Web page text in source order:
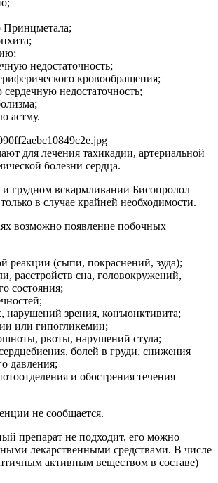
Принцметала;
недостаточность;
кровообращения;
недостаточность;
астму.
для лечения тахикадии, артериальной
болезни сердца.
грудном вскармливании Бисопролол
в случае крайней необходимости.
возможно появление побочных
реакции (сыпи, покраснений, зуда);
расстройств сна, головокружений,
состояния;
нарушений зрения, конъюнктивита;
или гипогликемии;
рвоты, нарушений стула;
болей в груди, снижения
давления;
и обострения течения
не сообщается.
препарат не подходит, его можно
лекарственными средствами. В числе
активным веществом в составе)